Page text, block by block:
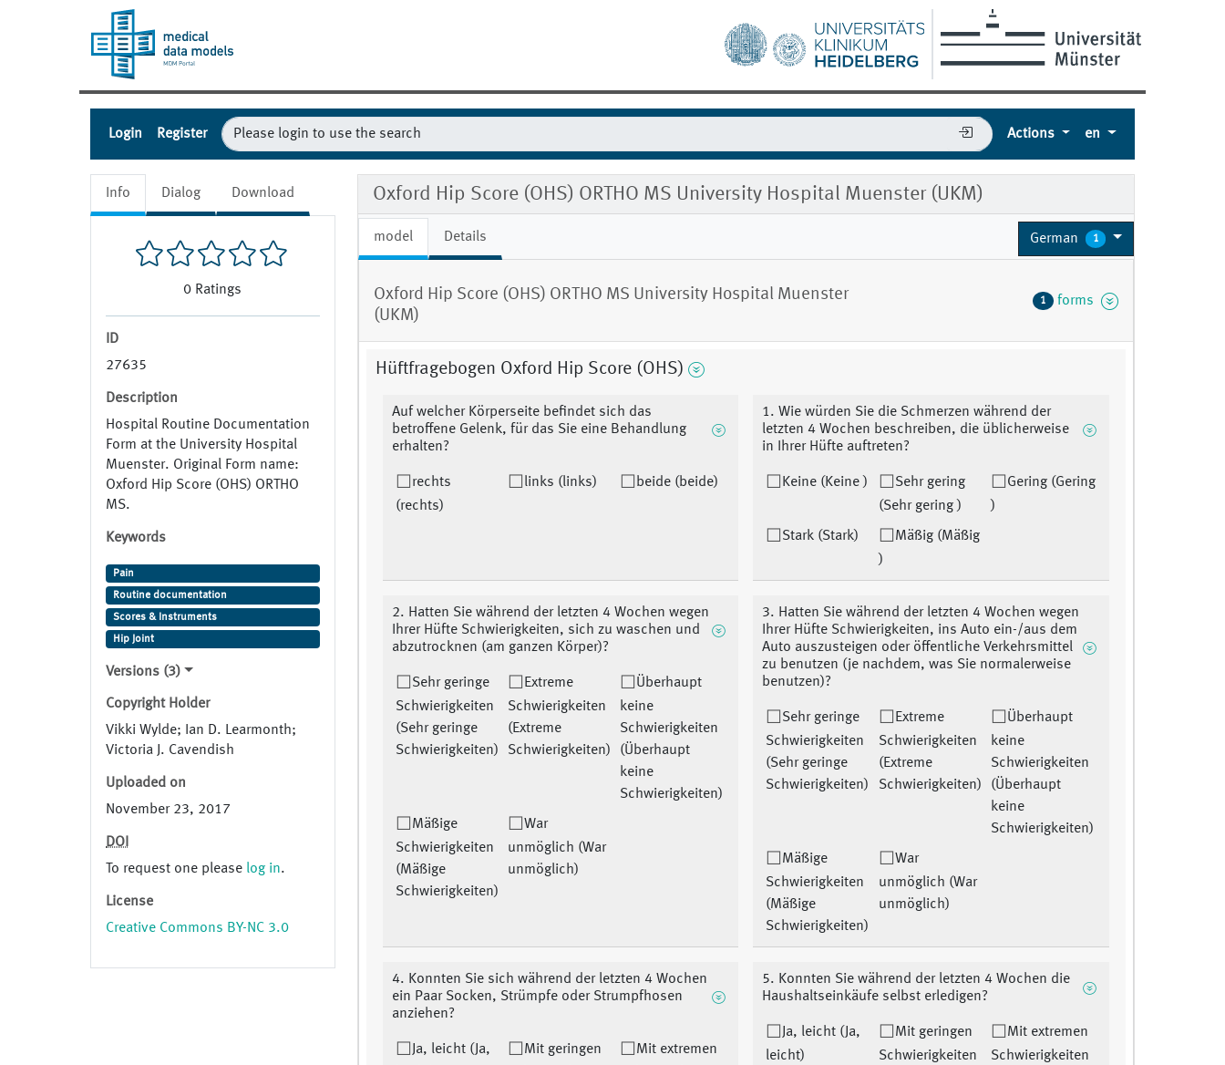
Login Register Actions en
Info Dialog Download
0 Ratings
ID
27635
Description
Hospital Routine Documentation
Form at the University Hospital
Muenster. Original Form name:
Oxford Hip Score (OHS) ORTHO
MS.
Keywords
Pain
Routine documentation
Scores & Instruments
Hip Joint
Versions (3)
Copyright Holder
Vikki Wylde; Ian D. Learmonth;
Victoria J. Cavendish
Uploaded on
November 23, 2017
DOI
To request one please log in.
License
Creative Commons BY-NC 3.0
Oxford Hip Score (OHS) ORTHO MS University Hospital Muenster (UKM)
model Details German 1
Oxford Hip Score (OHS) ORTHO MS University Hospital Muenster
(UKM)
1 forms
Hüftfragebogen Oxford Hip Score (OHS)
Auf welcher Körperseite befindet sich das
betroffene Gelenk, für das Sie eine Behandlung
erhalten?
rechts
(rechts)
links (links) beide (beide)
1. Wie würden Sie die Schmerzen während der
letzten 4 Wochen beschreiben, die üblicherweise
in Ihrer Hüfte auftreten?
Keine (Keine )
Sehr gering
(Sehr gering )
Gering (Gering
)
Stark (Stark)
Mäßig (Mäßig
)
2. Hatten Sie während der letzten 4 Wochen wegen
Ihrer Hüfte Schwierigkeiten, sich zu waschen und
abzutrocknen (am ganzen Körper)?
Sehr geringe
Schwierigkeiten
(Sehr geringe
Schwierigkeiten)
Extreme
Schwierigkeiten
(Extreme
Schwierigkeiten)
Überhaupt
keine
Schwierigkeiten
(Überhaupt
keine
Schwierigkeiten)
Mäßige
Schwierigkeiten
(Mäßige
Schwierigkeiten)
War
unmöglich (War
unmöglich)
3. Hatten Sie während der letzten 4 Wochen wegen
Ihrer Hüfte Schwierigkeiten, ins Auto ein-/aus dem
Auto auszusteigen oder öffentliche Verkehrsmittel
zu benutzen (je nachdem, was Sie normalerweise
benutzen)?
Sehr geringe
Schwierigkeiten
(Sehr geringe
Schwierigkeiten)
Extreme
Schwierigkeiten
(Extreme
Schwierigkeiten)
Überhaupt
keine
Schwierigkeiten
(Überhaupt
keine
Schwierigkeiten)
Mäßige
Schwierigkeiten
(Mäßige
Schwierigkeiten)
War
unmöglich (War
unmöglich)
4. Konnten Sie sich während der letzten 4 Wochen
ein Paar Socken, Strümpfe oder Strumpfhosen
anziehen?
Ja, leicht (Ja,
Mit geringen
Mit extremen
5. Konnten Sie während der letzten 4 Wochen die
Haushaltseinkäufe selbst erledigen?
Ja, leicht (Ja,
leicht)
Mit geringen
Schwierigkeiten
Mit extremen
Schwierigkeiten